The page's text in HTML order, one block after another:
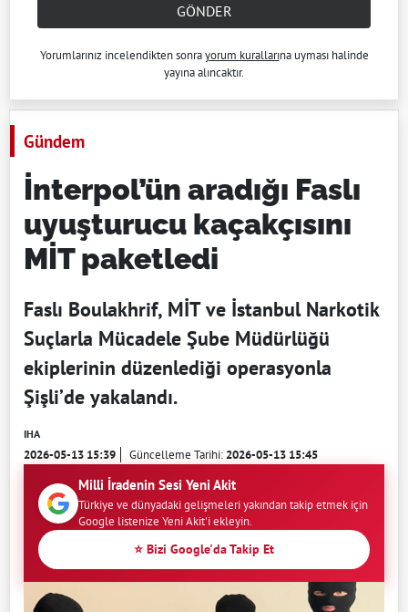
GÖNDER
Yorumlarınız incelendikten sonrayorum kurallarına uyması halinde
yayına alıncaktır.
Gündem
İnterpol’ün aradığı Faslı
uyuşturucu kaçakçısını
MİT paketledi
Faslı Boulakhrif, MİT ve İstanbul Narkotik
Suçlarla Mücadele Şube Müdürlüğü
ekiplerinin düzenlediği operasyonla
Şişli’de yakalandı.
IHA
2026-05-13 15:39 Güncelleme Tarihi:2026-05-13 15:45
Milli İradenin Sesi Yeni Akit
Türkiye ve dünyadaki gelişmeleri yakından takip etmek için
Google listenize Yeni Akit'i ekleyin.
⭐ Bizi Google'da Takip Et